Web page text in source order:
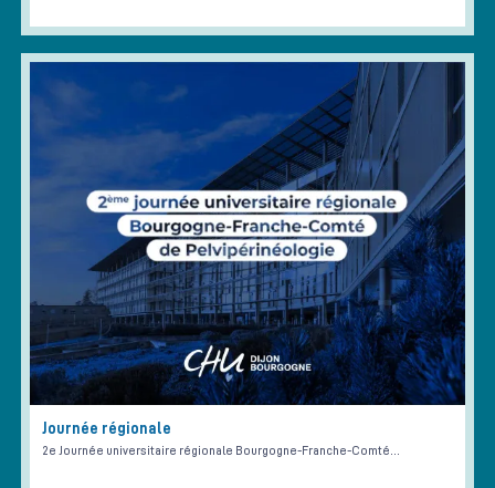
Journée régionale
2e Journée universitaire régionale Bourgogne-Franche-Comté…